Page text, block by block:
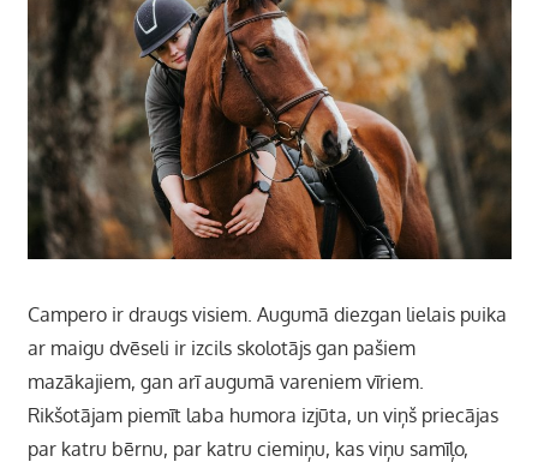
Campero ir draugs visiem. Augumā diezgan lielais puika
ar maigu dvēseli ir izcils skolotājs gan pašiem
mazākajiem, gan arī augumā vareniem vīriem.
Rikšotājam piemīt laba humora izjūta, un viņš priecājas
par katru bērnu, par katru ciemiņu, kas viņu samīļo,